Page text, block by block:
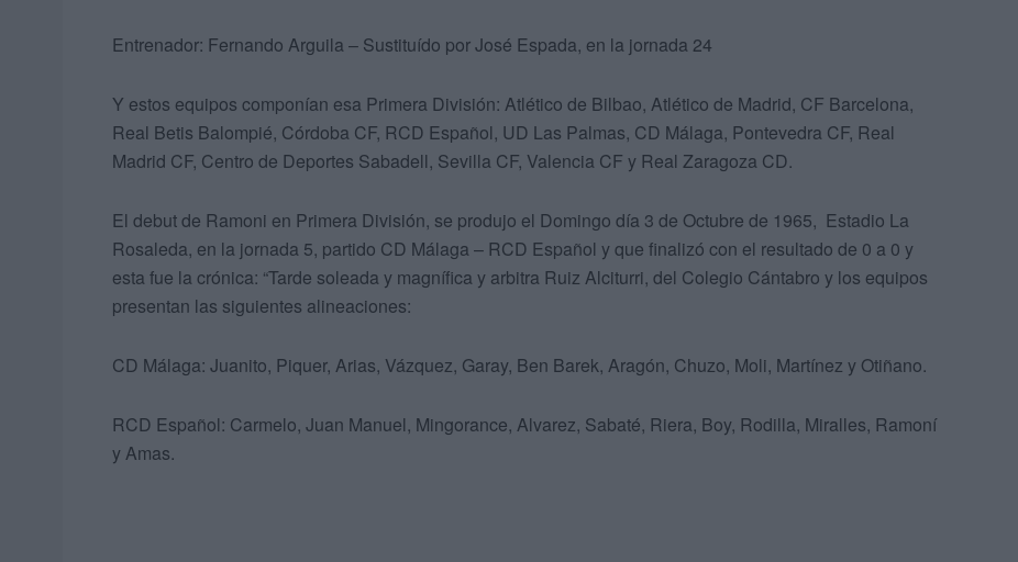
Entrenador: Fernando Arguila – Sustituído por José Espada, en la jornada 24
Y estos equipos componían esa Primera División: Atlético de Bilbao, Atlético de Madrid, CF Barcelona,
Real Betis Balompié, Córdoba CF, RCD Español, UD Las Palmas, CD Málaga, Pontevedra CF, Real
Madrid CF, Centro de Deportes Sabadell, Sevilla CF, Valencia CF y Real Zaragoza CD.
El debut de Ramoni en Primera División, se produjo el Domingo día 3 de Octubre de 1965, Estadio La
Rosaleda, en la jornada 5, partido CD Málaga – RCD Español y que finalizó con el resultado de 0 a 0 y
esta fue la crónica: “Tarde soleada y magnífica y arbitra Ruiz Alciturri, del Colegio Cántabro y los equipos
presentan las siguientes alineaciones:
CD Málaga: Juanito, Piquer, Arias, Vázquez, Garay, Ben Barek, Aragón, Chuzo, Moli, Martínez y Otiñano.
RCD Español: Carmelo, Juan Manuel, Mingorance, Alvarez, Sabaté, Riera, Boy, Rodilla, Miralles, Ramoní
y Amas.